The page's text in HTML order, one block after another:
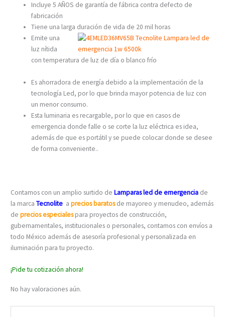
Incluye 5 AÑOS de garantía de fábrica contra defecto de
fabricación
Tiene una larga duración de vida de 20 mil horas
Emite una
luz nítida
con temperatura de luz de día o blanco frío
Es ahorradora de energía debido a la implementación de la
tecnología Led, por lo que brinda mayor potencia de luz con
un menor consumo.
Esta luminaria es recargable, por lo que en casos de
emergencia donde falle o se corte la luz eléctrica es idea,
además de que es portátil y se puede colocar donde se desee
de forma conveniente..
Contamos con un amplio surtido deLamparas led de emergencia de
la marcaTecnolite aprecios baratosde mayoreo y menudeo, además
de precios especialespara proyectos de construcción,
gubernamentales, institucionales o personales, contamos con envíos a
todo México además de asesoría profesional y personalizada en
iluminación para tu proyecto.
¡Pide tu cotización ahora!
No hay valoraciones aún.